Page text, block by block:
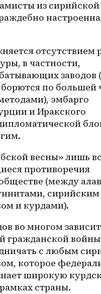
из сирийской
отсутствием
в частности,
заводов
борются по большей
эмбарго
и Иракского
весны» лишь
противоречия
(между
сирийским
и курдами).
во многом зависит
гражданской
с любым
которое
широкую
страны.